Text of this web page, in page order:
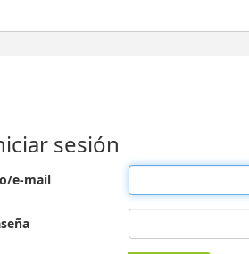
sesión
e-mail